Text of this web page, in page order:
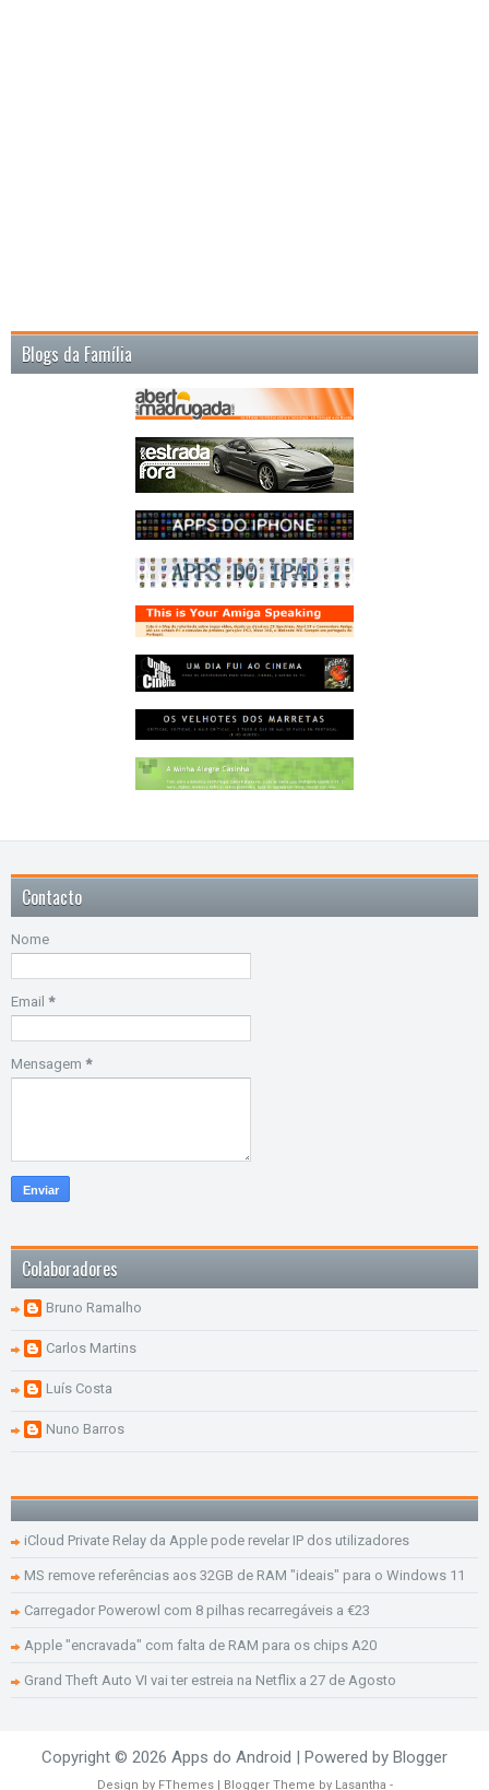
Blogs da Família
Contacto
Nome
Email *
Mensagem *
Colaboradores
Bruno Ramalho
Carlos Martins
Luís Costa
Nuno Barros
iCloud Private Relay da Apple pode revelar IP dos utilizadores
MS remove referências aos 32GB de RAM "ideais" para o Windows 11
Carregador Powerowl com 8 pilhas recarregáveis a €23
Apple "encravada" com falta de RAM para os chips A20
Grand Theft Auto VI vai ter estreia na Netflix a 27 de Agosto
Copyright © 2026 Apps do Android | Powered by Blogger
Design by FThemes| Blogger Theme by Lasantha -